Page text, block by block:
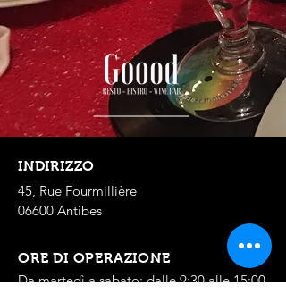
INDIRIZZO
45, Rue Fourmillière
06600 Antibes
ORE DI OPERAZIONE
Da martedì a sabato: dalle 9:30 alle 15:00